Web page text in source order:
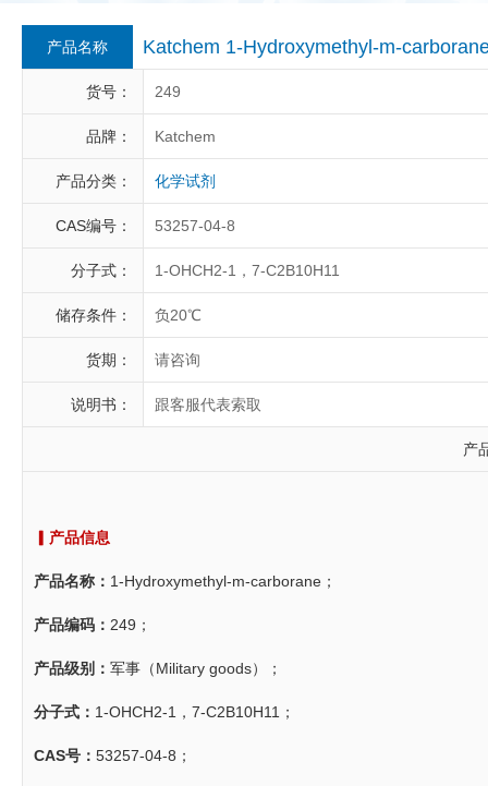
Berry & Associates
LGC Maine Standards
Abbexa AbD Serotec
产品名称 Katchem 1-Hydroxymethyl-m-
货号： 249
品牌： Katchem
产品分类： 化学试剂
CAS编号： 53257-04-8
分子式： 1-OHCH2-1，7-C2B10H11
储存条件： 负20℃
货期： 请咨询
说明书： 跟客服代表索取
产
▎产品信息
产品名称： 1-Hydroxymethyl-m-carborane；
产品编码： 249；
产品级别： 军事（Military goods）；
分子式： 1-OHCH2-1，7-C2B10H11；
CAS号： 53257-04-8；